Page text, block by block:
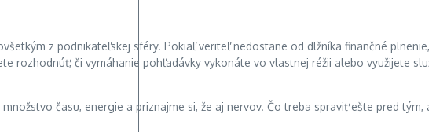
z podnikateľskej sféry. Pokiaľ veriteľ nedostane od dlžníka finančné
rozhodnúť, či vymáhanie pohľadávky vykonáte vo vlastnej réžii alebo využijete
času, energie a priznajme si, že aj nervov. Čo treba spraviť ešte pred